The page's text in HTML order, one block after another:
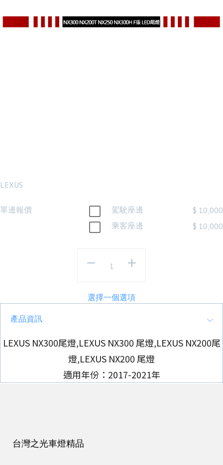
LEXUS
單邊報價 駕駛座邊
$ 10,000
乘客座邊
$ 10,000
選擇一個選項
產品資訊
LEXUS NX300尾燈,LEXUS NX300 尾燈,LEXUS NX200尾
燈,LEXUS NX200 尾燈
適用年份：2017-2021年
台灣之光車燈精品